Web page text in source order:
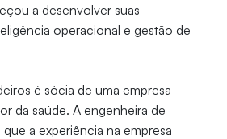
a desenvolver suas
operacional e gestão de
é sócia de uma empresa
da saúde. A engenheira de
a experiência na empresa